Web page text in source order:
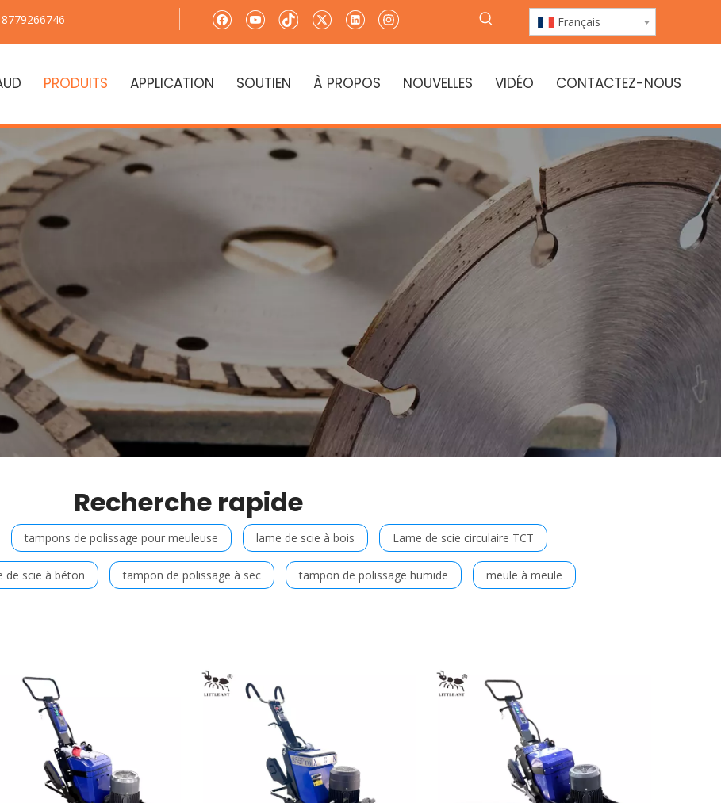
Français
PRODUITS APPLICATION SOUTIEN À PROPOS NOUVELLES VIDÉO CONTACTEZ-NOUS
Recherche rapide
tampons de polissage pour meuleuse lame de scie à bois Lame de scie circulaire TCT
de scie à béton tampon de polissage à sec tampon de polissage humide meule à meule